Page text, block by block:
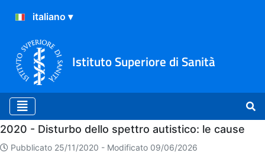
Istituto Superiore di Sanità
Home
2020 - Disturbo dello spettro autistico: le cause
Pubblicato 25/11/2020 - Modificato 09/06/2026